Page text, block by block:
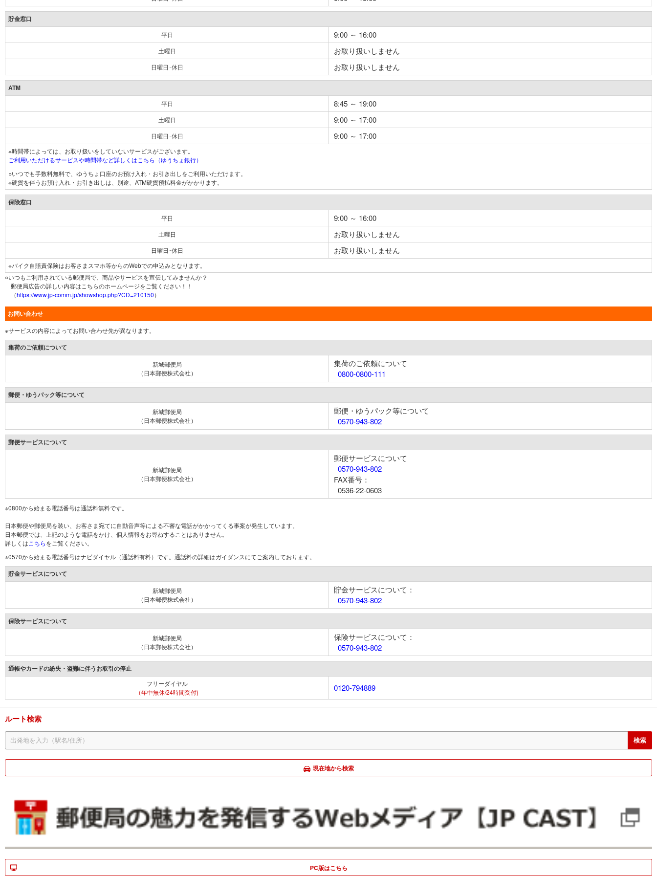
貯金窓口
平日 9:00 ～ 16:00
土曜日 お取り扱いしません
日曜日･休日 お取り扱いしません
ATM
平日 8:45 ～ 19:00
土曜日 9:00 ～ 17:00
日曜日･休日 9:00 ～ 17:00
※時間帯によっては、お取り扱いをしていないサービスがございます。
ご利用いただけるサービスや時間帯など詳しくはこちら（ゆうちょ銀行）
○いつでも手数料無料で、ゆうちょ口座のお預け入れ・お引き出しをご利用いただけます。
※硬貨を伴うお預け入れ・お引き出しは、別途、ATM硬貨預払料金がかかります。
保険窓口
平日 9:00 ～ 16:00
土曜日 お取り扱いしません
日曜日･休日 お取り扱いしません
※バイク自賠責保険はお客さまスマホ等からのWebでの申込みとなります。
○いつもご利用されている郵便局で、商品やサービスを宣伝してみませんか？
郵便局広告の詳しい内容はこちらのホームページをご覧ください！！
（https://www.jp-comm.jp/showshop.php?CD=210150）
お問い合わせ
※サービスの内容によってお問い合わせ先が異なります。
集荷のご依頼について
新城郵便局
（日本郵便株式会社）
集荷のご依頼について
0800-0800-111
郵便・ゆうパック等について
新城郵便局
（日本郵便株式会社）
郵便・ゆうパック等について
0570-943-802
郵便サービスについて
新城郵便局
（日本郵便株式会社）
郵便サービスについて
0570-943-802
FAX番号：
0536-22-0603
※0800から始まる電話番号は通話料無料です。
日本郵便や郵便局を装い、お客さま宛てに自動音声等による不審な電話がかかってくる事案が発生しています。
日本郵便では、上記のような電話をかけ、個人情報をお尋ねすることはありません。
詳しくは こちらをご覧ください。
※0570から始まる電話番号はナビダイヤル（通話料有料）です。通話料の詳細はガイダンスにてご案内しております。
貯金サービスについて
新城郵便局
（日本郵便株式会社）
貯金サービスについて：
0570-943-802
保険サービスについて
新城郵便局
（日本郵便株式会社）
保険サービスについて：
0570-943-802
通帳やカードの紛失・盗難に伴うお取引の停止
フリーダイヤル
（年中無休/24時間受付)
0120-794889
ルート検索
現在地から検索
PC版はこちら